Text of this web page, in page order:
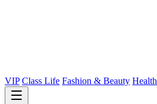
VIP Class Life Fashion & Beauty Health